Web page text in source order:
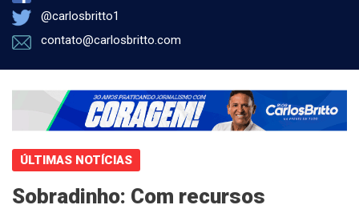
@carlosbritto1
contato@carlosbritto.com
ÚLTIMAS NOTÍCIAS
Sobradinho: Com recursos